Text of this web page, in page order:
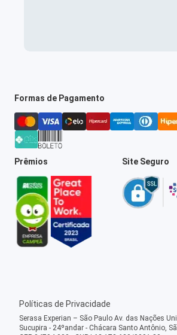
Formas de Pagamento
Prêmios Site Seguro
Políticas de Privacidade
Serasa Experian – São Paulo Av. das Nações
Sucupira - 24ºandar - Chácara Santo Antônio,